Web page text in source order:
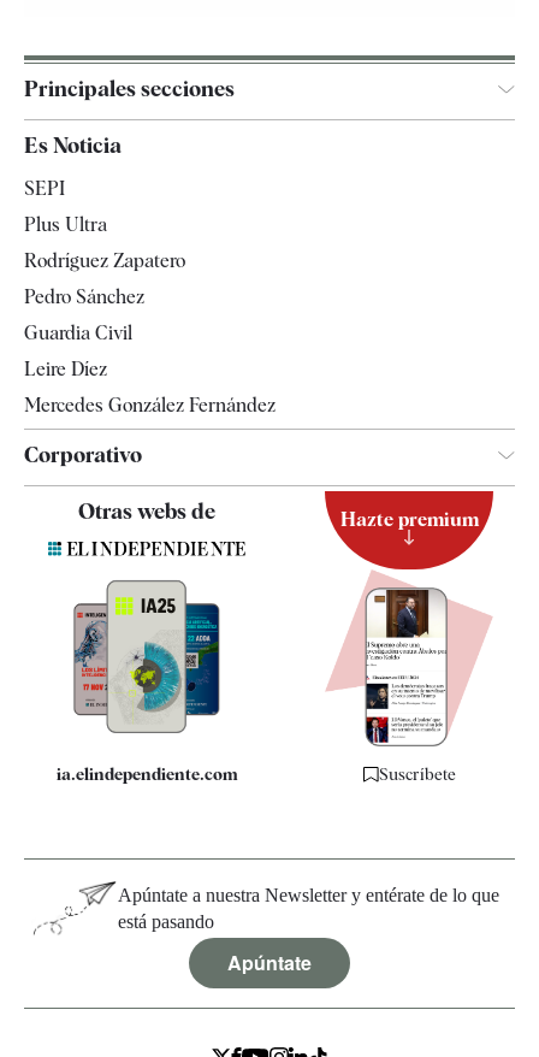
Principales secciones
España
Televisión
Es Noticia
SEPI
Plus Ultra
Rodríguez Zapatero
Pedro Sánchez
Guardia Civil
Leire Díez
Mercedes González Fernández
Corporativo
Contacto
Quiénes somos
Especificaciones
Otras webs de
ia.elindependiente.com
Hazte premium
Suscríbete
Apúntate a nuestra Newsletter y entérate de lo que
está pasando
Apúntate